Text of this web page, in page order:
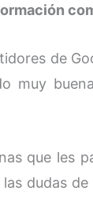
de
muy
que les
dudas de